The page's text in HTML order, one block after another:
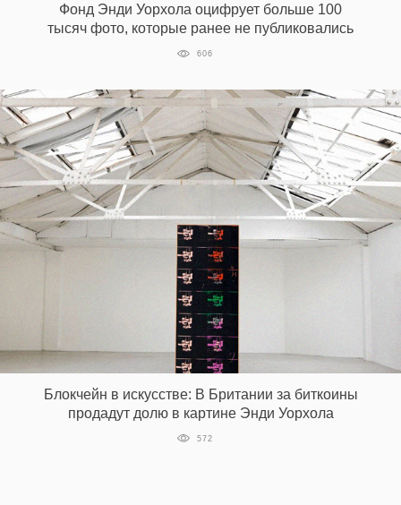
Фонд Энди Уорхола оцифрует больше 100
тысяч фото, которые ранее не публиковались
606
Блокчейн в искусстве: В Британии за биткоины
продадут долю в картине Энди Уорхола
572